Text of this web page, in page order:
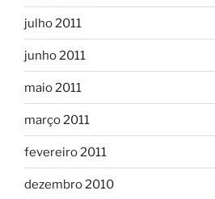
julho 2011
junho 2011
maio 2011
março 2011
fevereiro 2011
dezembro 2010